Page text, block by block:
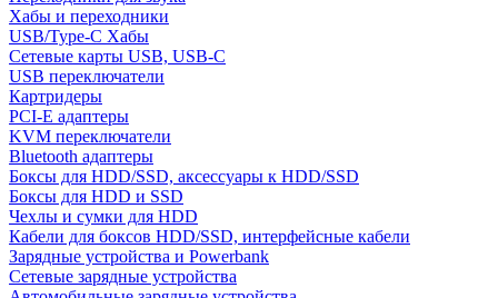
Хабы и переходники
USB/Type-C Хабы
Сетевые карты USB, USB-C
USB переключатели
Картридеры
PCI-E адаптеры
KVM переключатели
Bluetooth адаптеры
Боксы для HDD/SSD, аксессуары к HDD/SSD
Боксы для HDD и SSD
Чехлы и сумки для HDD
Кабели для боксов HDD/SSD, интерфейсные кабели
Зарядные устройства и Powerbank
Сетевые зарядные устройства